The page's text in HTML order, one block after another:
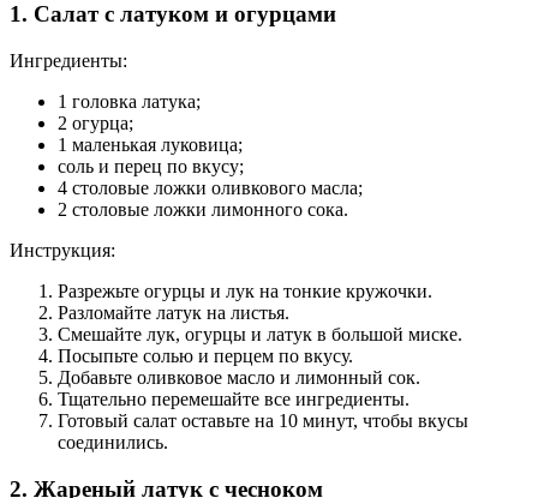
1. Салат с латуком и огурцами
Ингредиенты:
1 головка латука;
2 огурца;
1 маленькая луковица;
соль и перец по вкусу;
4 столовые ложки оливкового масла;
2 столовые ложки лимонного сока.
Инструкция:
Разрежьте огурцы и лук на тонкие кружочки.
Разломайте латук на листья.
Смешайте лук, огурцы и латук в большой миске.
Посыпьте солью и перцем по вкусу.
Добавьте оливковое масло и лимонный сок.
Тщательно перемешайте все ингредиенты.
Готовый салат оставьте на 10 минут, чтобы вкусы
соединились.
2. Жареный латук с чесноком